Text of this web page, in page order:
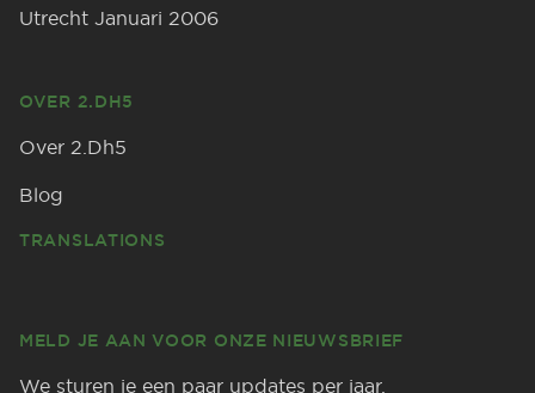
Utrecht Januari 2006
OVER 2.DH5
Over 2.Dh5
Blog
TRANSLATIONS
MELD JE AAN VOOR ONZE NIEUWSBRIEF
We sturen je een paar updates per jaar.